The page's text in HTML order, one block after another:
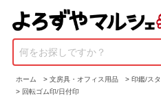
何をお探しですか？
ホーム > 文房具・オフィス用品 > 印鑑/ス
> 回転ゴム印/日付印